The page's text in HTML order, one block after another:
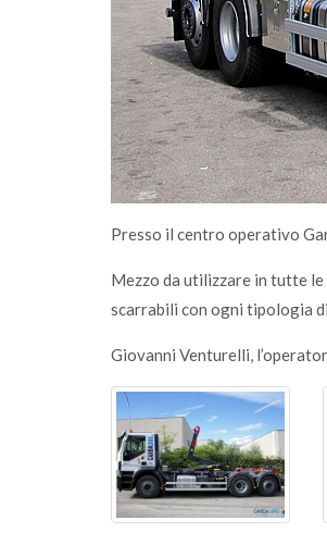
Presso il centro operativo
Mezzo da utilizzare in tutte le
scarrabili con ogni tipologia
Giovanni Venturelli,